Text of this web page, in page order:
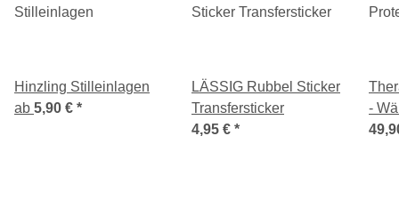
Hinzling Stilleinlagen
ab 5,90 € *
LÄSSIG Rubbel Sticker
Transfersticker
4,95 € *
-